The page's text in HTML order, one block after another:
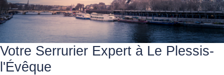
Votre Serrurier Expert à Le Plessis-
l'Évêque